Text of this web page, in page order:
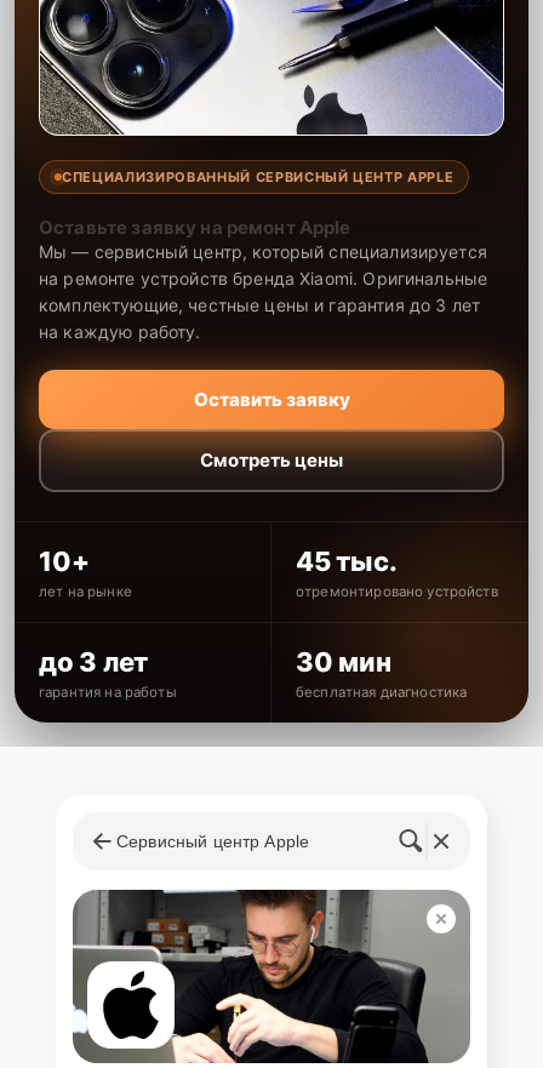
СПЕЦИАЛИЗИРОВАННЫЙ СЕРВИСНЫЙ ЦЕНТР APPLE
Оставьте заявку на ремонт Apple
Мы — сервисный центр, который специализируется
на ремонте устройств бренда Xiaomi. Оригинальные
комплектующие, честные цены и гарантия до 3 лет
на каждую работу.
Оставить заявку
Смотреть цены
10+
лет на рынке
45 тыс.
отремонтировано устройств
до 3 лет
гарантия на работы
30 мин
бесплатная диагностика
Сервисный центр Apple